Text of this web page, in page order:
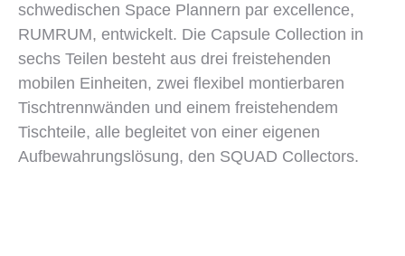
schwedischen Space Plannern par excellence,
RUMRUM, entwickelt. Die Capsule Collection in
sechs Teilen besteht aus drei freistehenden
mobilen Einheiten, zwei flexibel montierbaren
Tischtrennwänden und einem freistehendem
Tischteile, alle begleitet von einer eigenen
Aufbewahrungslösung, den SQUAD Collectors.